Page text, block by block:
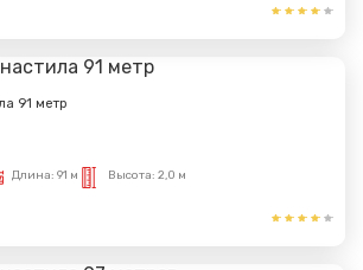
91 метр
Длина: 91 м Высота: 2,0 м